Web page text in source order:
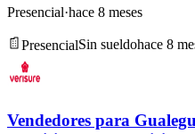
Presencial·hace 8 meses
PresencialSin sueldohace 8
Vendedores para